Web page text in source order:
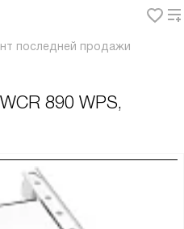
последней продажи
WCR 890 WPS,